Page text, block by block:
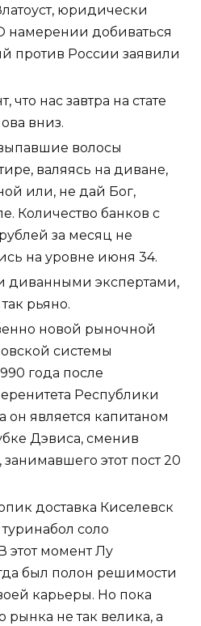
юридически
намерении добиваться
против России заявили
что нас завтра на стате
вниз.
волосы
валяясь на диване,
или, не дай Бог,
Количество банков с
за месяц не
на уровне июня 34.
диванными экспертами,
рьяно.
новой рыночной
системы
года после
Республики
он является капитаном
Дэвиса, сменив
этот пост 20
доставка Киселевск
соло
этот момент Лу
был полон решимости
карьеры. Но пока
рынка не так велика, а